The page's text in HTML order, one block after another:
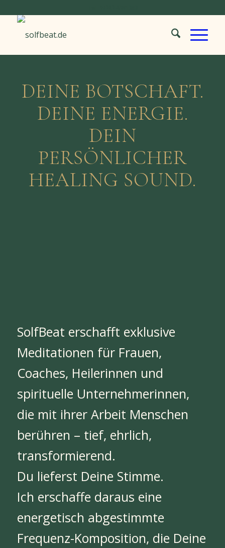
DEINE BOTSCHAFT.
DEINE ENERGIE.
DEIN
PERSÖNLICHER
HEALING SOUND.
SolfBeat erschafft exklusive
Meditationen für Frauen,
Coaches, Heilerinnen und
spirituelle Unternehmerinnen,
die mit ihrer Arbeit Menschen
berühren – tief, ehrlich,
transformierend.
Du lieferst Deine Stimme.
Ich erschaffe daraus eine
energetisch abgestimmte
Frequenz-Komposition, die Deine